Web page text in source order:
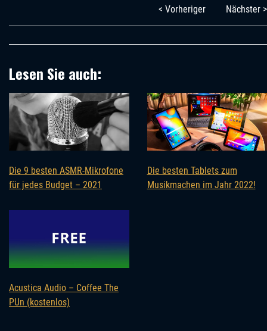
< Vorheriger Nächster >
Lesen Sie auch:
Die 9 besten ASMR-Mikrofone
für jedes Budget – 2021
Die besten Tablets zum
Musikmachen im Jahr 2022!
Acustica Audio – Coffee The
PUn (kostenlos)